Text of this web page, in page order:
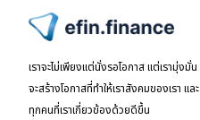
ไปหน้าแรก
เราจะไม่เพียงแต่นั่งรอโอกาส แต่เรามุ่งมั่น
จะสร้างโอกาสที่ทำให้เราสังคมของเรา และ
ทุกคนที่เราเกี่ยวข้องด้วยดีขึ้น